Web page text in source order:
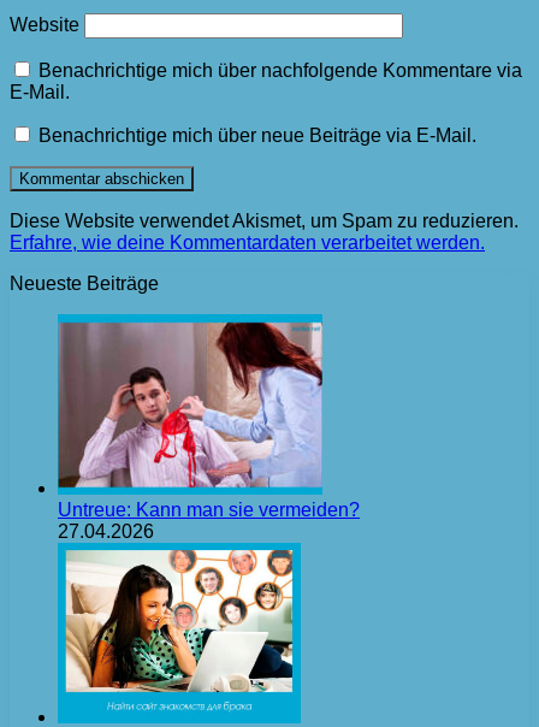
Website
Benachrichtige mich über nachfolgende Kommentare via
E-Mail.
Benachrichtige mich über neue Beiträge via E-Mail.
Diese Website verwendet Akismet, um Spam zu reduzieren.
Erfahre, wie deine Kommentardaten verarbeitet werden.
Neueste Beiträge
Untreue: Kann man sie vermeiden?
27.04.2026